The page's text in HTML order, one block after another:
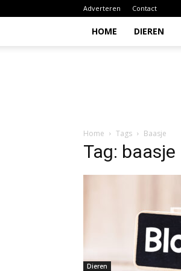
Adverteren Contact
HOME DIEREN
Home Tags Baasje
Tag: baasje
Dieren